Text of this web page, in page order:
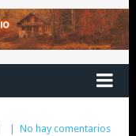
No hay comentarios